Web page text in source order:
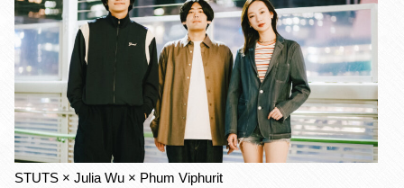
STUTS × Julia Wu × Phum Viphurit